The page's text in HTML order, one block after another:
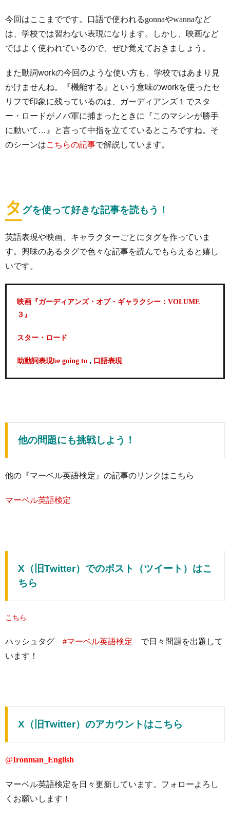
今回はここまでです。 口語で使われるgonnaやwannaなど
は、学校では習わない表現になります。しかし、映画など
ではよく使われているので、ぜひ覚えておきましょう。
また動詞workの今回のような使い方も、学校ではあまり見
かけませんね。『機能する』という意味のworkを使ったセ
リフで印象に残っているのは、ガーディアンズ１でスタ
ー・ロードがノバ軍に捕まったときに『このマシンが勝手
に動いて…』と言って中指を立てているところですね。そ
のシーンはこちらの記事で解説しています。
タ グを使って好きな記事を読もう！
英語表現や映画、キャラクターごとにタグを作っていま
す。興味のあるタグで色々な記事を読んでもらえると嬉し
いです。
映画『ガーディアンズ・オブ・ギャラクシー：VOLUME
３』
スター・ロード
助動詞表現be going to , 口語表現
他の問題にも挑戦しよう！
他の『マーベル英語検定』の記事のリンクはこちら
マーベル英語検定
X（旧Twitter）でのポスト（ツイート）はこ
ちら
こちら
ハッシュタグ #マーベル英語検定 で日々問題を出題して
います！
X（旧Twitter）のアカウントはこちら
@Ironman_English
マーベル英語検定を日々更新しています。フォローよろし
くお願いします！